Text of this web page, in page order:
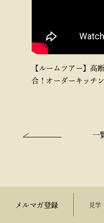
メルマガ登録
【ルームツアー】高
合！オーダーキッチ
一